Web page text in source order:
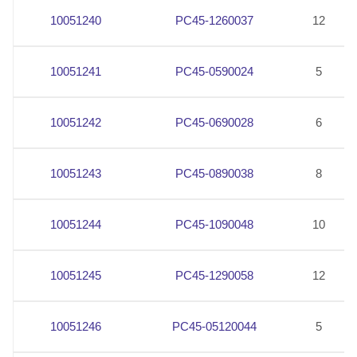
10051240 PC45-1260037 12
10051241 PC45-0590024 5
10051242 PC45-0690028 6
10051243 PC45-0890038 8
10051244 PC45-1090048 10
10051245 PC45-1290058 12
10051246 PC45-05120044 5